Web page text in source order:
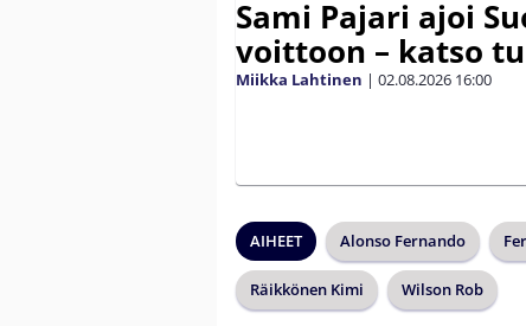
Sami Pajari ajoi
voittoon – katso
Miikka Lahtinen | 02.08.2026 16:00
AIHEET Alonso Fernando
Räikkönen Kimi Wilson Rob